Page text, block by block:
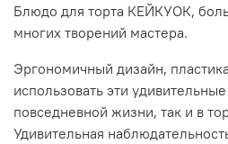
Блюдо для торта КЕЙКУОК,
многих творений мастера.
Эргономичный дизайн,
использовать эти
повседневной жизни, так и в
Удивительная